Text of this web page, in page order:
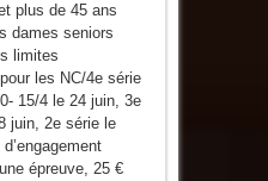
plus de 45 ans
dames seniors
limites
les NC/4e série
15/4 le 24 juin, 3e
juin, 2e série le
épreuve, 25 €